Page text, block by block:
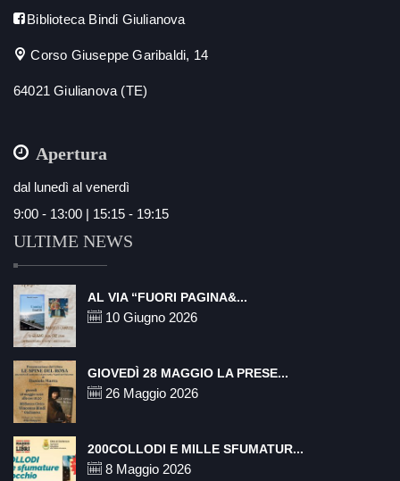
Biblioteca Bindi Giulianova
Corso Giuseppe Garibaldi, 14
64021 Giulianova (TE)
Apertura
dal lunedì al venerdì
9:00 - 13:00 | 15:15 - 19:15
ULTIME NEWS
AL VIA “FUORI PAGINA&...
10 Giugno 2026
GIOVEDÌ 28 MAGGIO LA PRESE...
26 Maggio 2026
200COLLODI E MILLE SFUMATUR...
8 Maggio 2026